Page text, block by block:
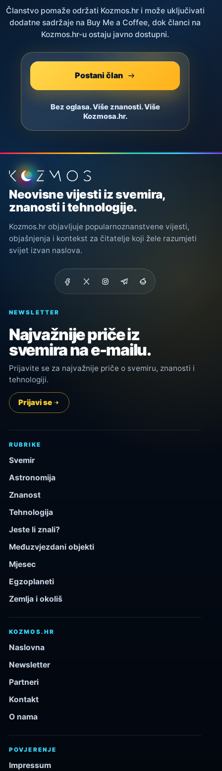
Članstvo pomaže održati Kozmos.hr i može uključivati
dodatne sadržaje na Buy Me a Coffee, dok članci na
Kozmos.hr-u ostaju javno dostupni.
Postani član
Bez oglasa. Više znanosti. Više
Kozmosa.hr.
Podnožje stranice
Neovisne vijesti iz svemira,
znanosti i tehnologije.
Kozmos.hr objavljuje popularnoznanstvene vijesti,
objašnjenja i kontekst za čitatelje koji žele razumjeti
svijet izvan naslova.
NEWSLETTER
Najvažnije priče iz
svemira na e-mailu.
Prijavite se za najvažnije priče o svemiru, znanosti i
tehnologiji.
Prijavi se
RUBRIKE
Svemir
Astronomija
Znanost
Tehnologija
Jeste li znali?
Međuzvjezdani objekti
Mjesec
Egzoplaneti
Zemlja i okoliš
KOZMOS.HR
Naslovna
Newsletter
Partneri
Kontakt
O nama
POVJERENJE
Impressum